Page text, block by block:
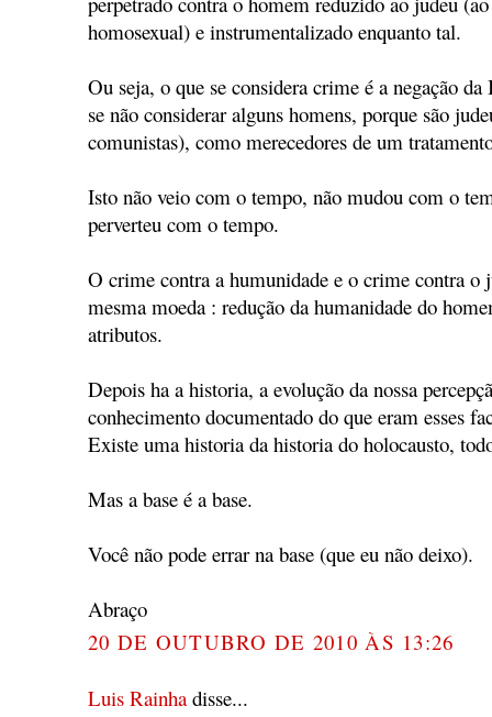
homosexual) e instrumentalizado enquanto tal.
Ou seja, o que se considera crime é a negação
se não considerar alguns homens, porque são
comunistas), como merecedores de um
Isto não veio com o tempo, não mudou com o
perverteu com o tempo.
O crime contra a humunidade e o crime contra o
mesma moeda : redução da humanidade do
atributos.
Depois ha a historia, a evolução da nossa
conhecimento documentado do que eram esses
Existe uma historia da historia do holocausto,
Mas a base é a base.
Você não pode errar na base (que eu não deixo).
Abraço
20 DE OUTUBRO DE 2010 ÀS 13:26
Luis Rainhadisse...